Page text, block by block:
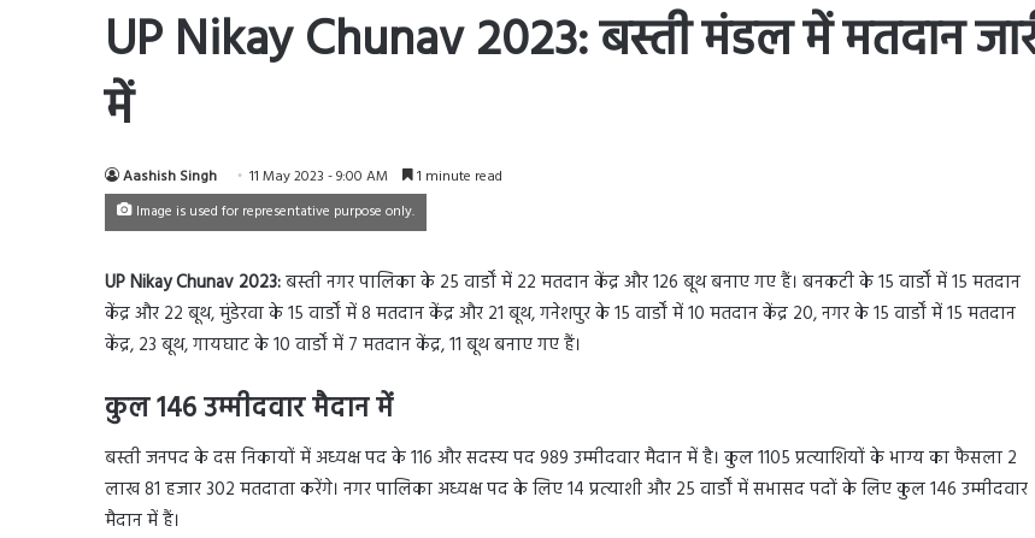
UP Nikay Chunav 2023: बस्ती मंडल में मतदान
में
Aashish Singh 11 May 2023 - 9:00 AM 1 minute read
Image is used for representative purpose only.
UP Nikay Chunav 2023:बस्ती नगर पालिका के 25 वार्डों में 22 मतदान केंद्र और 126 बूथ बनाए गए हैं। बनकटी के 15 वार्डों में 15 मतदान
केंद्र और 22 बूथ, मुंडेरवा के 15 वार्डों में 8 मतदान केंद्र और 21 बूथ, गनेशपुर के 15 वार्डों में 10 मतदान केंद्र 20, नगर के 15 वार्डों में 15 मतदान
केंद्र, 23 बूथ, गायघाट के 10 वार्डों में 7 मतदान केंद्र, 11 बूथ बनाए गए हैं।
कुल 146 उम्मीदवार मैदान में
बस्ती जनपद के दस निकायों में अध्यक्ष पद के 116 और सदस्य पद 989 उम्मीदवार मैदान में है। कुल 1105 प्रत्याशियों के भाग्य का फैसला 2
लाख 81 हजार 302 मतदाता करेंगे। नगर पालिका अध्यक्ष पद के लिए 14 प्रत्याशी और 25 वार्डों में सभासद पदों के लिए कुल 146 उम्मीदवार
मैदान में हैं।